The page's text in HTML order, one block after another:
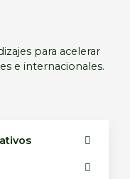
para acelerar
e internacionales.